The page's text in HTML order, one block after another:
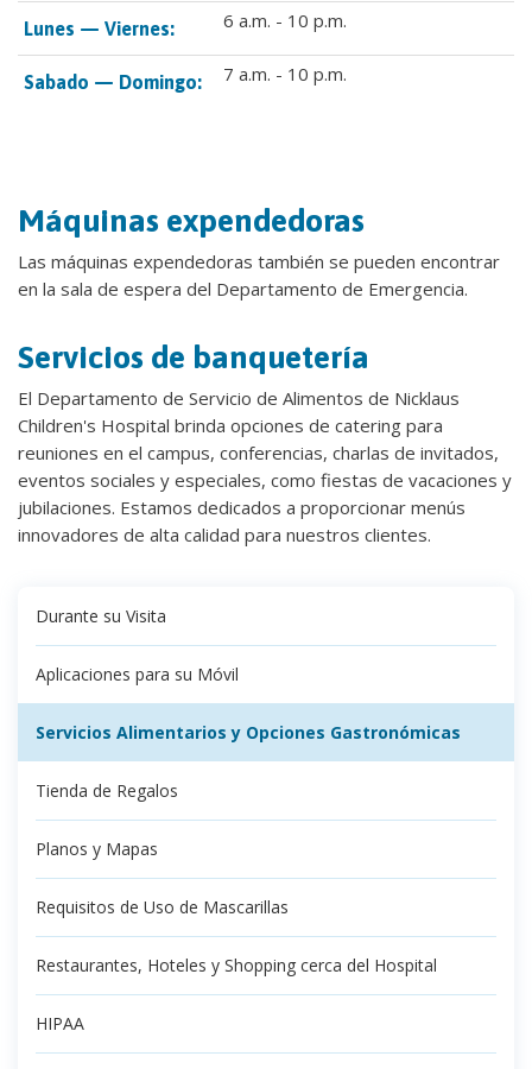
Lunes — Viernes: 6 a.m. - 10 p.m.
Sabado — Domingo: 7 a.m. - 10 p.m.
Máquinas expendedoras
Las máquinas expendedoras también se pueden encontrar
en la sala de espera del Departamento de Emergencia.
Servicios de banquetería
El Departamento de Servicio de Alimentos de Nicklaus
Children's Hospital brinda opciones de catering para
reuniones en el campus, conferencias, charlas de invitados,
eventos sociales y especiales, como fiestas de vacaciones y
jubilaciones. Estamos dedicados a proporcionar menús
innovadores de alta calidad para nuestros clientes.
Durante su Visita
Aplicaciones para su Móvil
Servicios Alimentarios y Opciones Gastronómicas
Tienda de Regalos
Planos y Mapas
Requisitos de Uso de Mascarillas
Restaurantes, Hoteles y Shopping cerca del Hospital
HIPAA